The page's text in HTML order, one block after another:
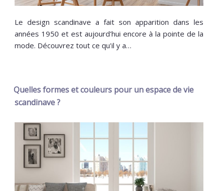
Le design scandinave a fait son apparition dans les
années 1950 et est aujourd'hui encore à la pointe de la
mode. Découvrez tout ce qu'il y a…
Quelles formes et couleurs pour un espace de vie
scandinave ?